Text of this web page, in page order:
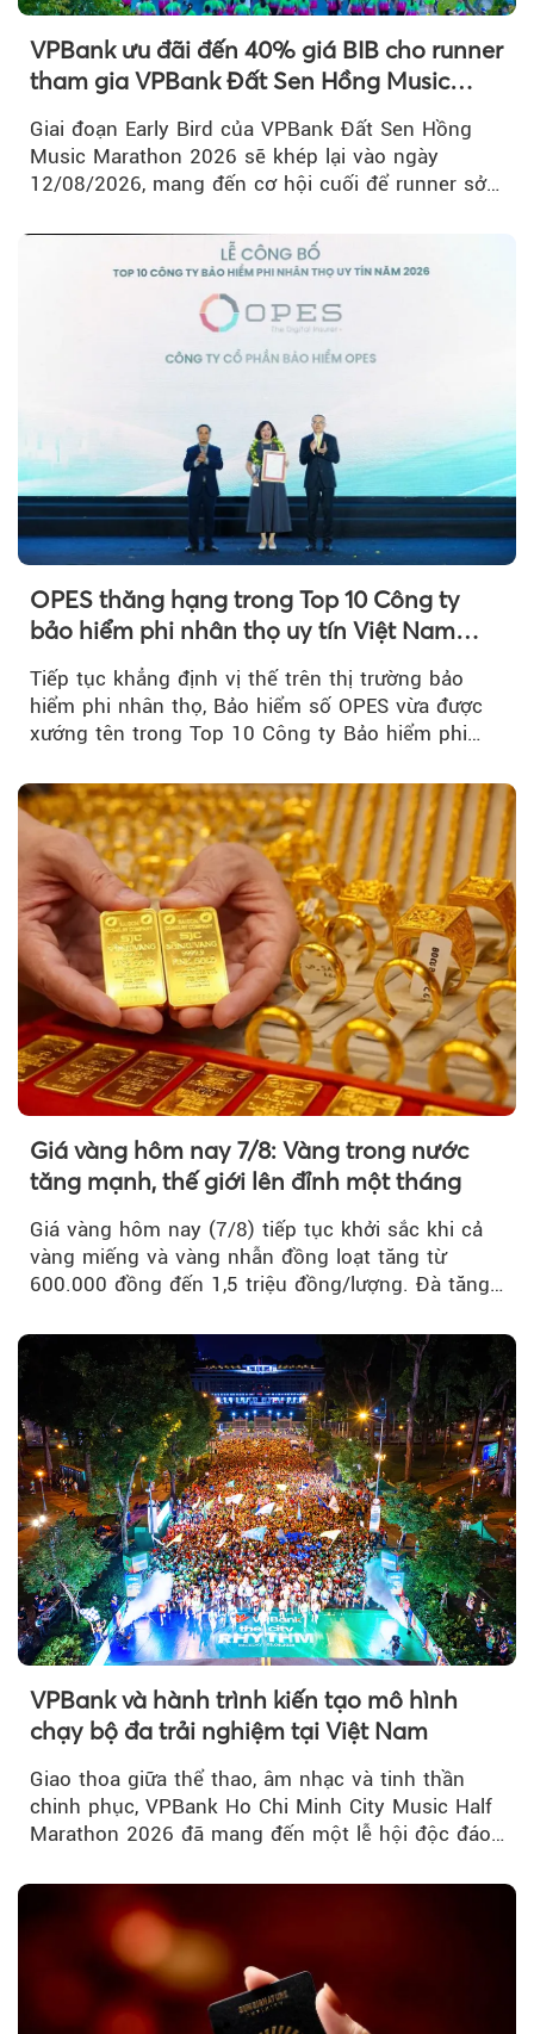
VPBank ưu đãi đến 40% giá BIB cho runner
tham gia VPBank Đất Sen Hồng Music
Giai đoạn Early Bird của VPBank Đất Sen Hồng
Music Marathon 2026 sẽ khép lại vào ngày
12/08/2026, mang đến cơ hội cuối để runner sở
OPES thăng hạng trong Top 10 Công ty
bảo hiểm phi nhân thọ uy tín Việt Nam
2026
Tiếp tục khẳng định vị thế trên thị trường bảo
hiểm phi nhân thọ, Bảo hiểm số OPES vừa được
xướng tên trong Top 10 Công ty Bảo hiểm phi
Giá vàng hôm nay 7/8: Vàng trong nước
tăng mạnh, thế giới lên đỉnh một tháng
Giá vàng hôm nay (7/8) tiếp tục khởi sắc khi cả
vàng miếng và vàng nhẫn đồng loạt tăng từ
600.000 đồng đến 1,5 triệu đồng/lượng. Đà tăng
vàng thế giới bứt phá lên mức cao nhất trong
một tháng.
VPBank và hành trình kiến tạo mô hình
chạy bộ đa trải nghiệm tại Việt Nam
Giao thoa giữa thể thao, âm nhạc và tinh thần
chinh phục, VPBank Ho Chi Minh City Music Half
Marathon 2026 đã mang đến một lễ hội độc đáo